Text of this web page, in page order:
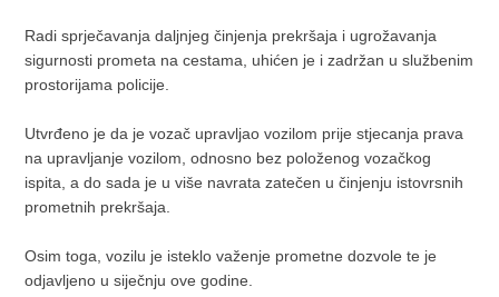
Radi sprječavanja daljnjeg činjenja prekršaja i ugrožavanja
sigurnosti prometa na cestama, uhićen je i zadržan u službenim
prostorijama policije.
Utvrđeno je da je vozač upravljao vozilom prije stjecanja prava
na upravljanje vozilom, odnosno bez položenog vozačkog
ispita, a do sada je u više navrata zatečen u činjenju istovrsnih
prometnih prekršaja.
Osim toga, vozilu je isteklo važenje prometne dozvole te je
odjavljeno u siječnju ove godine.